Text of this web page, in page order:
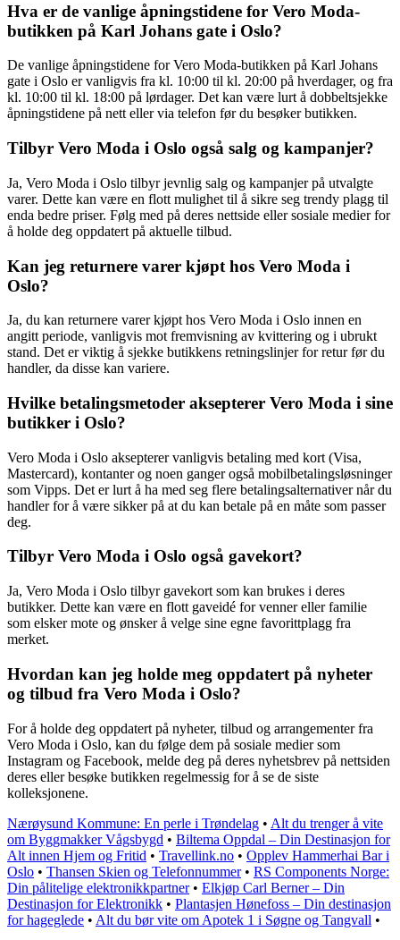
Hva er de vanlige åpningstidene for Vero Moda-
butikken på Karl Johans gate i Oslo?
De vanlige åpningstidene for Vero Moda-butikken på Karl Johans
gate i Oslo er vanligvis fra kl. 10:00 til kl. 20:00 på hverdager, og fra
kl. 10:00 til kl. 18:00 på lørdager. Det kan være lurt å dobbeltsjekke
åpningstidene på nett eller via telefon før du besøker butikken.
Tilbyr Vero Moda i Oslo også salg og kampanjer?
Ja, Vero Moda i Oslo tilbyr jevnlig salg og kampanjer på utvalgte
varer. Dette kan være en flott mulighet til å sikre seg trendy plagg til
enda bedre priser. Følg med på deres nettside eller sosiale medier for
å holde deg oppdatert på aktuelle tilbud.
Kan jeg returnere varer kjøpt hos Vero Moda i
Oslo?
Ja, du kan returnere varer kjøpt hos Vero Moda i Oslo innen en
angitt periode, vanligvis mot fremvisning av kvittering og i ubrukt
stand. Det er viktig å sjekke butikkens retningslinjer for retur før du
handler, da disse kan variere.
Hvilke betalingsmetoder aksepterer Vero Moda i sine
butikker i Oslo?
Vero Moda i Oslo aksepterer vanligvis betaling med kort (Visa,
Mastercard), kontanter og noen ganger også mobilbetalingsløsninger
som Vipps. Det er lurt å ha med seg flere betalingsalternativer når du
handler for å være sikker på at du kan betale på en måte som passer
deg.
Tilbyr Vero Moda i Oslo også gavekort?
Ja, Vero Moda i Oslo tilbyr gavekort som kan brukes i deres
butikker. Dette kan være en flott gaveidé for venner eller familie
som elsker mote og ønsker å velge sine egne favorittplagg fra
merket.
Hvordan kan jeg holde meg oppdatert på nyheter
og tilbud fra Vero Moda i Oslo?
For å holde deg oppdatert på nyheter, tilbud og arrangementer fra
Vero Moda i Oslo, kan du følge dem på sosiale medier som
Instagram og Facebook, melde deg på deres nyhetsbrev på nettsiden
deres eller besøke butikken regelmessig for å se de siste
kolleksjonene.
Nærøysund Kommune: En perle i Trøndelag • Alt du trenger å vite
om Byggmakker Vågsbygd • Biltema Oppdal – Din Destinasjon for
Alt innen Hjem og Fritid • Travellink.no • Opplev Hammerhai Bar i
Oslo • Thansen Skien og Telefonnummer• RS Components Norge:
Din pålitelige elektronikkpartner• Elkjøp Carl Berner – Din
Destinasjon for Elektronikk • Plantasjen Hønefoss – Din destinasjon
for hageglede • Alt du bør vite om Apotek 1 i Søgne og Tangvall •